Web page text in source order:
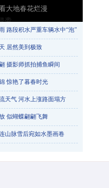
大地春花烂漫
遇冰雹侵袭
路段积水严重车辆水中“泡”​
居然美到极致
摄影师抓拍捕鱼瞬间
惊艳了暮春时光
天气 河水上涨路面塌方
似蝴蝶翩翩飞舞
山脉雪后宛如水墨画卷